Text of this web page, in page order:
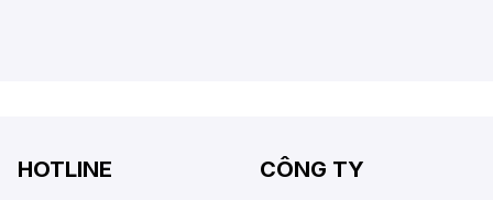
HOTLINE CÔNG TY